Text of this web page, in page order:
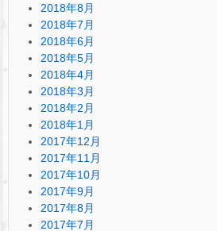
2018年8月
2018年7月
2018年6月
2018年5月
2018年4月
2018年3月
2018年2月
2018年1月
2017年12月
2017年11月
2017年10月
2017年9月
2017年8月
2017年7月